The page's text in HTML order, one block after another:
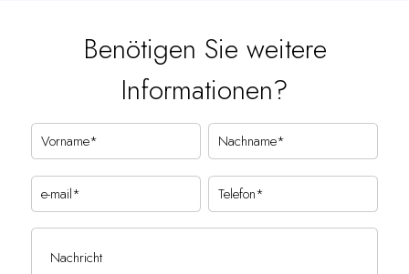
Benötigen Sie weitere
Informationen?